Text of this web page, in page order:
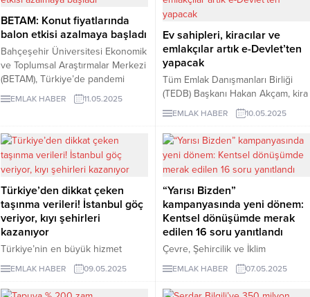
şehirde yüzlerce gayrimenkulü
satışa çıkardı. Emlak Müzayede’de
yer alan bilgiye göre; konutlar
yüzde 25 peşin ödeme ve 72 ay
vade ile satılacak. İş yerleri için ise
şartlar yüzde 15 peşin ve...
BETAM: Konut fiyatlarında
balon etkisi azalmaya başladı
Bahçeşehir Üniversitesi Ekonomik
ve Toplumsal Araştırmalar Merkezi
(BETAM), Türkiye’de pandemi
sonrası dönemde tüm bölgelerde
konut piyasasında fiyat balonu
politikası uygulamalarıyla bu
balonların büyük ölçüde sönmeye
başladığını bildirdi.
EMLAK HABER 11.05.2025
Ev sahipleri, kiracılar ve
emlakçılar artık e-Devlet’ten
yapacak
Tüm Emlak Danışmanları Birliği
(TEDB) Başkanı Hakan Akçam, kira
sözleşmelerinin e-Devlet Kapısı
üzerinden hazırlanmasına ilişkin
hizmetin bugün itibarıyla
emlakçıların da kullanımına
açıldığını belirterek, "Gayrimenkul
sahipleri, emlak danışmanına Tapu
ve Kadastro Genel Müdürlüğünün
sisteminden yetki verebilecek.
Emlak danışmanı da aldığı yetkiyle,
kontratı kiracı adayına elektronik
ortamda ulaştırabilecek" dedi.
EMLAK HABER 10.05.2025
Türkiye’den dikkat çeken
taşınma verileri! İstanbul göç
veriyor, kıyı şehirleri
kazanıyor
Türkiye’nin en büyük hizmet
platformu Armut.com, 2024 Ekim -
2025 Mart dönemini kapsayan
taşınma verilerini açıkladı. Rapora
EMLAK HABER 09.05.2025
“Yarısı Bizden”
kampanyasında yeni dönem:
Kentsel dönüşümde merak
edilen 16 soru yanıtlandı
Çevre, Şehircilik ve İklim
Değişikliği Bakanlığı, İstanbul’daki
kentsel dönüşüm sürecini
hızlandırmak amacıyla uygulamaya
EMLAK HABER 07.05.2025